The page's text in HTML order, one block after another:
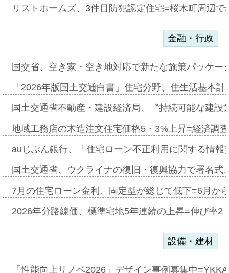
リストホームズ、3件目防犯認定住宅=桜木町周辺
金融・行政
国交省、空き家・空き地対応で新たな施策パッケ
「2026年版国土交通白書」住宅分野、住生活基本
国土交通省不動産・建設経済局、〝持続可能な建
地域工務店の木造注文住宅価格5・3%上昇=経済調
auじぶん銀行、「住宅ローン不正利用に関する情
国土交通省、ウクライナの復旧・復興協力で署名
7月の住宅ローン金利、固定型が総じて低下=6月か
2026年分路線価、標準宅地5年連続の上昇=伸び率
設備・建材
「性能向上リノベ2026」デザイン事例募集中